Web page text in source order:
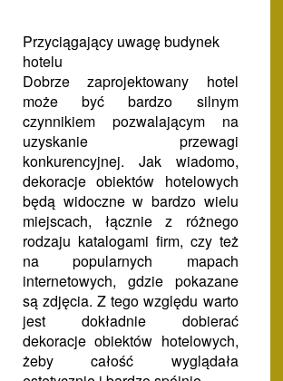
Przyciągający uwagę budynek
hotelu
Dobrze zaprojektowany hotel
może być bardzo silnym
czynnikiem pozwalającym na
uzyskanie przewagi
konkurencyjnej. Jak wiadomo,
dekoracje obiektów hotelowych
będą widoczne w bardzo wielu
miejscach, łącznie z różnego
rodzaju katalogami firm, czy też
na popularnych mapach
internetowych, gdzie pokazane
są zdjęcia. Z tego względu warto
jest dokładnie dobierać
dekoracje obiektów hotelowych,
żeby całość wyglądała